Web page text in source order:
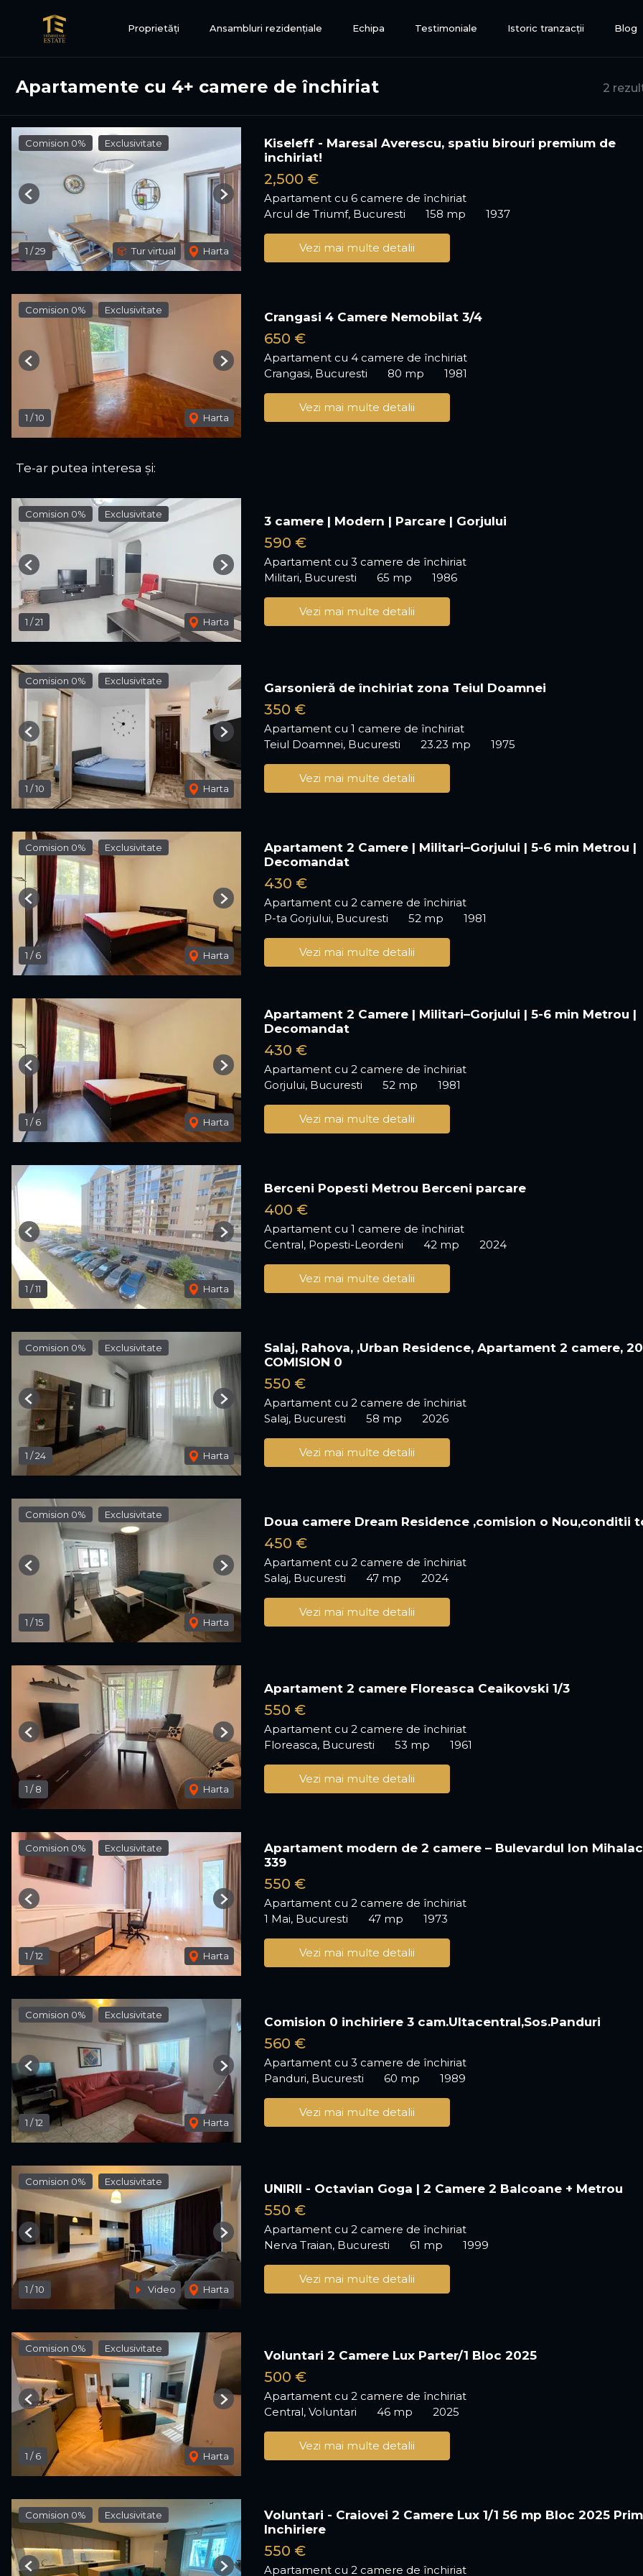
Proprietăți Ansambluri rezidențiale Echipa Testimoniale Istoric tranzacții Blog
2
Apartamente cu 4+ camere de închiriat
Comision 0% Exclusivitate
1 /29 Tur virtual Harta
Previous Next
Kiseleff - Maresal Averescu, spatiu birouri premium de
inchiriat!
2,500 €
Apartament cu 6 camere de închiriat
Arcul de Triumf, Bucuresti
158 mp 1937
Vezi mai multe detalii
Comision 0% Exclusivitate
1 /10 Harta
Previous Next
Crangasi 4 Camere Nemobilat 3/4
650 €
Apartament cu 4 camere de închiriat
Crangasi, Bucuresti
80 mp 1981
Vezi mai multe detalii
Te-ar putea interesa și:
Comision 0% Exclusivitate
1 /21 Harta
Previous Next
3 camere | Modern | Parcare | Gorjului
590 €
Apartament cu 3 camere de închiriat
Militari, Bucuresti
65 mp 1986
Vezi mai multe detalii
Comision 0% Exclusivitate
1 /10 Harta
Previous Next
Garsonieră de închiriat zona Teiul Doamnei
350 €
Apartament cu 1 camere de închiriat
Teiul Doamnei, Bucuresti
23.23 mp 1975
Vezi mai multe detalii
Comision 0% Exclusivitate
1 /6 Harta
Previous Next
Apartament 2 Camere | Militari–Gorjului | 5-6 min Metrou |
Decomandat
430 €
Apartament cu 2 camere de închiriat
P-ta Gorjului, Bucuresti
52 mp 1981
Vezi mai multe detalii
1 /6 Harta
Previous Next
Apartament 2 Camere | Militari–Gorjului | 5-6 min Metrou |
Decomandat
430 €
Apartament cu 2 camere de închiriat
Gorjului, Bucuresti
52 mp 1981
Vezi mai multe detalii
1 /11 Harta
Previous Next
Berceni Popesti Metrou Berceni parcare
400 €
Apartament cu 1 camere de închiriat
Central, Popesti-Leordeni
42 mp 2024
Vezi mai multe detalii
Comision 0% Exclusivitate
1 /24 Harta
Previous Next
Salaj, Rahova, ,Urban Residence, Apartament 2 camere,
COMISION 0
550 €
Apartament cu 2 camere de închiriat
Salaj, Bucuresti
58 mp 2026
Vezi mai multe detalii
Comision 0% Exclusivitate
1 /15 Harta
Previous Next
Doua camere Dream Residence ,comision o Nou,conditii
450 €
Apartament cu 2 camere de închiriat
Salaj, Bucuresti
47 mp 2024
Vezi mai multe detalii
1 /8 Harta
Previous Next
Apartament 2 camere Floreasca Ceaikovski 1/3
550 €
Apartament cu 2 camere de închiriat
Floreasca, Bucuresti
53 mp 1961
Vezi mai multe detalii
Comision 0% Exclusivitate
1 /12 Harta
Previous Next
Apartament modern de 2 camere – Bulevardul Ion
339
550 €
Apartament cu 2 camere de închiriat
1 Mai, Bucuresti
47 mp 1973
Vezi mai multe detalii
Comision 0% Exclusivitate
1 /12 Harta
Previous Next
Comision 0 inchiriere 3 cam.Ultacentral,Sos.Panduri
560 €
Apartament cu 3 camere de închiriat
Panduri, Bucuresti
60 mp 1989
Vezi mai multe detalii
Comision 0% Exclusivitate
1 /10 Video Harta
Previous Next
UNIRII - Octavian Goga | 2 Camere 2 Balcoane + Metrou
550 €
Apartament cu 2 camere de închiriat
Nerva Traian, Bucuresti
61 mp 1999
Vezi mai multe detalii
Comision 0% Exclusivitate
1 /6 Harta
Previous Next
Voluntari 2 Camere Lux Parter/1 Bloc 2025
500 €
Apartament cu 2 camere de închiriat
Central, Voluntari
46 mp 2025
Vezi mai multe detalii
Comision 0% Exclusivitate
Previous Next
Voluntari - Craiovei 2 Camere Lux 1/1 56 mp Bloc 2025
Inchiriere
550 €
Apartament cu 2 camere de închiriat